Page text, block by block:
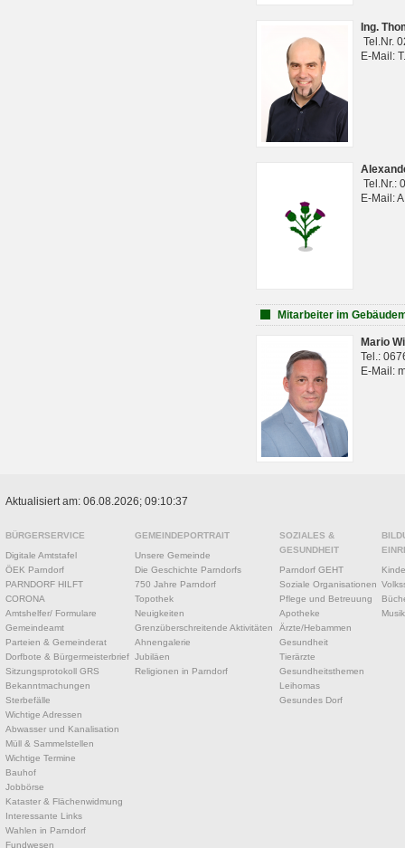
Ing.
Tel.Nr.
E-Mail:
Tel.Nr.:
E-Mail:
Mitarbeiter im
Mario
Tel.:
E-Mail:
Aktualisiert am: 06.08.2026; 09:10:37
BÜRGERSERVICE
Digitale Amtstafel
ÖEK Parndorf
PARNDORF HILFT
CORONA
Amtshelfer/ Formulare
Gemeindeamt
Parteien & Gemeinderat
Dorfbote & Bürgermeisterbrief
Sitzungsprotokoll GRS
Bekanntmachungen
Sterbefälle
Wichtige Adressen
Abwasser und Kanalisation
Müll & Sammelstellen
Wichtige Termine
Bauhof
Jobbörse
Kataster & Flächenwidmung
Interessante Links
Wahlen in Parndorf
Fundwesen
GEMEINDEPORTRAIT
Unsere Gemeinde
Die Geschichte Parndorfs
750 Jahre Parndorf
Topothek
Neuigkeiten
Grenzüberschreitende Aktivitäten
Ahnengalerie
Jubiläen
Religionen in Parndorf
SOZIALES &
GESUNDHEIT
Parndorf GEHT
Soziale Organisationen
Pflege und Betreuung
Apotheke
Ärzte/Hebammen
Gesundheit
Tierärzte
Gesundheitsthemen
Leihomas
Gesundes Dorf